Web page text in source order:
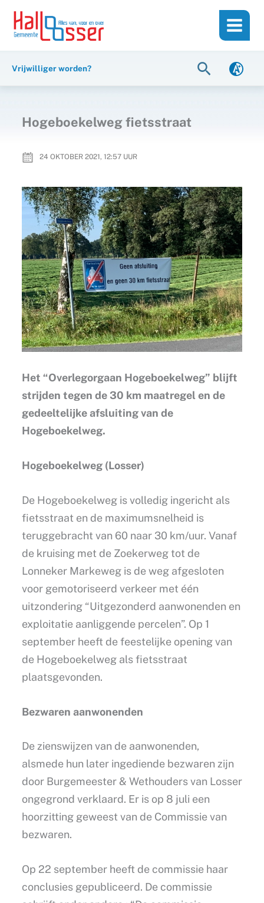
inhoud
naar
Vrijwilliger worden? Zoeken
Hogeboekelweg fietsstraat
24 OKTOBER 2021, 12:57UUR
Het “Overlegorgaan Hogeboekelweg” blijft
strijden tegen de 30 km maatregel en de
gedeeltelijke afsluiting van de
Hogeboekelweg.
Hogeboekelweg (Losser)
De Hogeboekelweg is volledig ingericht als
fietsstraat en de maximumsnelheid is
teruggebracht van 60 naar 30 km/uur. Vanaf
de kruising met de Zoekerweg tot de
Lonneker Markeweg is de weg afgesloten
voor gemotoriseerd verkeer met één
uitzondering “Uitgezonderd aanwonenden en
exploitatie aanliggende percelen”. Op 1
september heeft de feestelijke opening van
de Hogeboekelweg als fietsstraat
plaatsgevonden.
Bezwaren aanwonenden
De zienswijzen van de aanwonenden,
alsmede hun later ingediende bezwaren zijn
door Burgemeester & Wethouders van Losser
ongegrond verklaard. Er is op 8 juli een
hoorzitting geweest van de Commissie van
bezwaren.
Op 22 september heeft de commissie haar
conclusies gepubliceerd. De commissie